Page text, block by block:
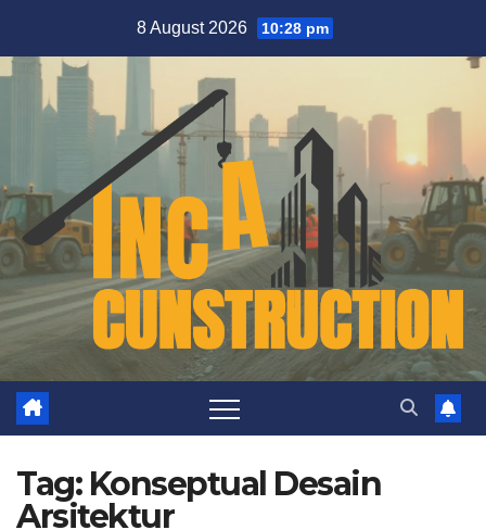
content
8 August 2026 10:28 pm
Tag: Konseptual Desain
Arsitektur